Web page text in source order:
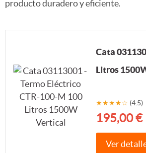
producto duradero y eficiente.
Cata
Litros
★★★★☆ (4.5)
195,00 €
Ver